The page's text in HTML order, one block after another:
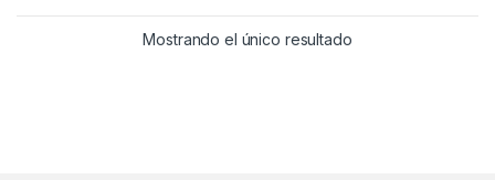
Mostrando el único resultado